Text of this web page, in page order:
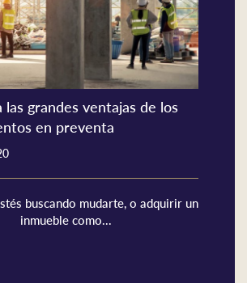
las grandes ventajas de los
en preventa
buscando mudarte, o adquirir un
inmueble como...